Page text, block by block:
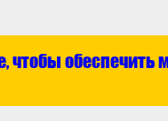
обеспечить